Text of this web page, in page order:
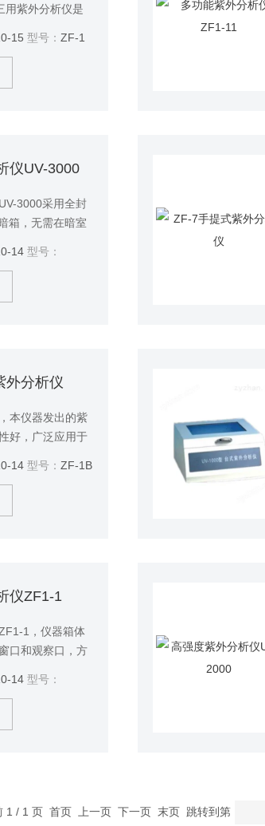
用紫外分析仪是
365nm）短波紫
好、使用方便、
欢迎。该仪器在
15 型号： ZF-1
仪UV-3000
3000采用全封
箱，无需在暗室
便于拍摄和拍
凝胶，蛋白凝
分子生物研究、
14型号：
外分析仪
本仪器发出的紫
好，广泛应用于
14型号： ZF-1B
仪ZF1-1
1，仪器箱体
口和观察口，方
14型号：
1 / 1 页 首页 上一页 下一页 末页 跳转到第